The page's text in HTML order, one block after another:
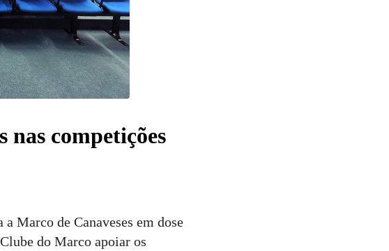
competições
a Marco de Canaveses em dose
do Marco apoiar os